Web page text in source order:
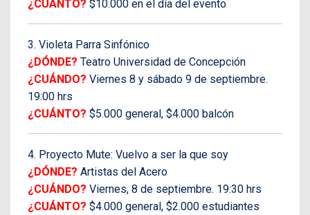
¿CUÁNTO? $10.000 en el día del evento
3. Violeta Parra Sinfónico
¿DÓNDE? Teatro Universidad de Concepción
¿CUÁNDO? Viernes 8 y sábado 9 de septiembre.
19:00 hrs
¿CUÁNTO? $5.000 general, $4.000 balcón
4. Proyecto Mute: Vuelvo a ser la que soy
¿DÓNDE? Artistas del Acero
¿CUÁNDO? Viernes, 8 de septiembre. 19:30 hrs
¿CUÁNTO? $4.000 general, $2.000 estudiantes